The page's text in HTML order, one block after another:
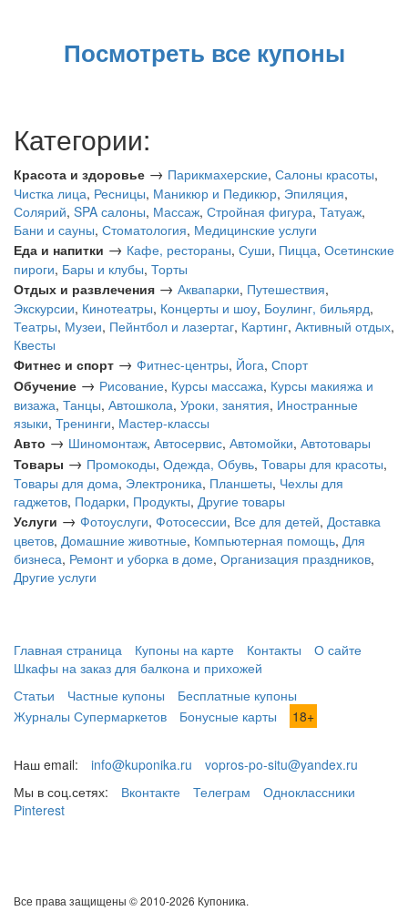
Посмотреть все купоны
Категории:
Красота и здоровье → Парикмахерские, Салоны красоты,
Чистка лица, Ресницы, Маникюр и Педикюр, Эпиляция,
Солярий, SPA салоны, Массаж, Стройная фигура, Татуаж,
Бани и сауны, Стоматология, Медицинские услуги
Еда и напитки → Кафе, рестораны, Суши, Пицца, Осетинские
пироги, Бары и клубы, Торты
Отдых и развлечения → Аквапарки, Путешествия,
Экскурсии, Кинотеатры, Концерты и шоу, Боулинг, бильярд,
Театры, Музеи, Пейнтбол и лазертаг, Картинг, Активный отдых,
Квесты
Фитнес и спорт → Фитнес-центры, Йога, Спорт
Обучение → Рисование, Курсы массажа, Курсы макияжа и
визажа, Танцы, Автошкола, Уроки, занятия, Иностранные
языки, Тренинги, Мастер-классы
Авто → Шиномонтаж, Автосервис, Автомойки, Автотовары
Товары → Промокоды, Одежда, Обувь, Товары для красоты,
Товары для дома, Электроника, Планшеты, Чехлы для
гаджетов, Подарки, Продукты, Другие товары
Услуги → Фотоуслуги, Фотосессии, Все для детей, Доставка
цветов, Домашние животные, Компьютерная помощь, Для
бизнеса, Ремонт и уборка в доме, Организация праздников,
Другие услуги
Главная страница Купоны на карте Контакты
О сайте
Шкафы на заказ для балкона и прихожей
Статьи
Частные купоны
Бесплатные купоны
Журналы Супермаркетов
Бонусные карты 18+
Наш email: info@kuponika.ru
vopros-po-situ@yandex.ru
Мы в соц.сетях:
Вконтакте Телеграм
Одноклассники
Pinterest
Все права защищены © 2010-2026 Купоника.